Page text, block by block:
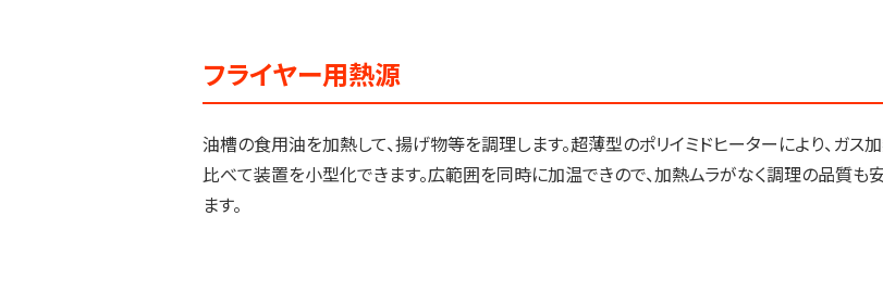
フライヤー用熱源
油槽の食用油を加熱して、揚げ物等を調理します。超薄型のポリイミドヒーターにより、ガス
比べて装置を小型化できます。広範囲を同時に加温できので、加熱ムラがなく調理の品質も
ます。